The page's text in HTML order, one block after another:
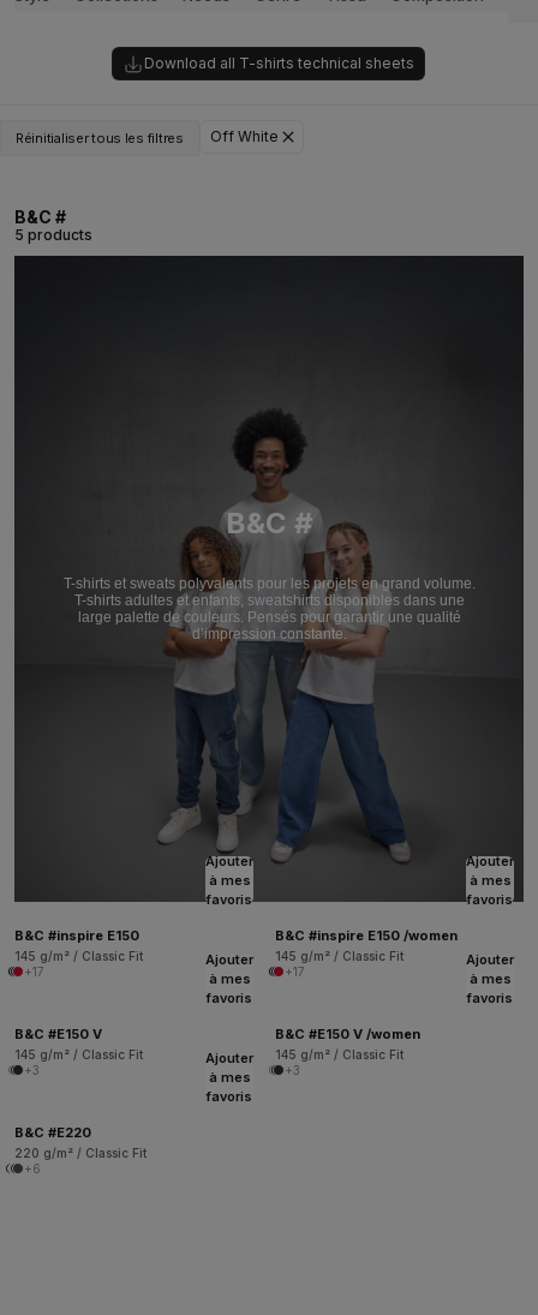
Download all T-shirts technical sheets
Réinitialiser tous les filtres Off White
B&C #
5 products
B&C #
T-shirts et sweats polyvalents pour les projets en grand volume.
T-shirts adultes et enfants, sweatshirts disponibles dans une
large palette de couleurs. Pensés pour garantir une qualité
d’impression constante.
Ajouter
à mes
favoris
B&C #inspire E150
145 g/m² / Classic Fit
+17
Ajouter
à mes
favoris
B&C #inspire E150 /women
145 g/m² / Classic Fit
+17
Ajouter
à mes
favoris
B&C #E150 V
145 g/m² / Classic Fit
+3
Ajouter
à mes
favoris
B&C #E150 V /women
145 g/m² / Classic Fit
+3
Ajouter
à mes
favoris
B&C #E220
220 g/m² / Classic Fit
+6